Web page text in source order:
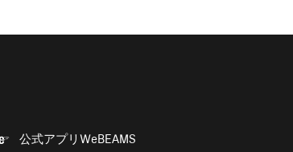
公式アプリWeBEAMS